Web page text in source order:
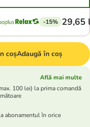
-15% 29,65
coșAdaugă în coș
Află mai multe
100 lei) la prima comandă
abonamentul în orice